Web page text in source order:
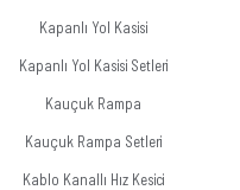
Kapanlı Yol Kasisi
Kapanlı Yol Kasisi Setleri
Kauçuk Rampa
Kauçuk Rampa Setleri
Kablo Kanallı Hız Kesici